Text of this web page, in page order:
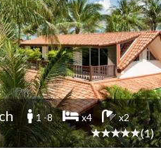
1 -8 x4 x2
(1)